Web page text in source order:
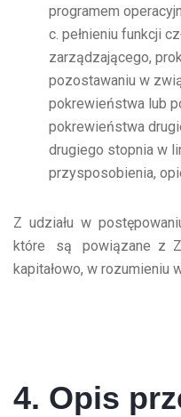
programem
c. pełnieniu funkcji
zarządzającego,
pozostawaniu w
pokrewieństwa lub
pokrewieństwa
drugiego stopnia w
przysposobienia,
Z udziału w
które są powiązane z
kapitałowo, w rozumieniu
4. Opis